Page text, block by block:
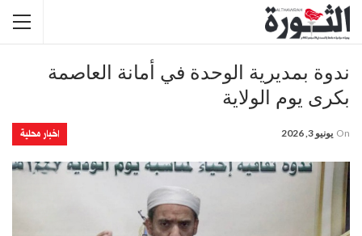
ندوة بمديرية الوحدة في أمانة العاصمة
بكرى يوم الولاية
اخبار محلية On يونيو 3, 2026